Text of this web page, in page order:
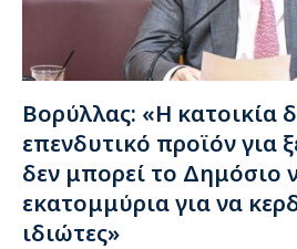
Βορύλλας: «Η κατοικία
επενδυτικό προϊόν για
δεν μπορεί το Δημόσιο
εκατομμύρια για να
ιδιώτες»